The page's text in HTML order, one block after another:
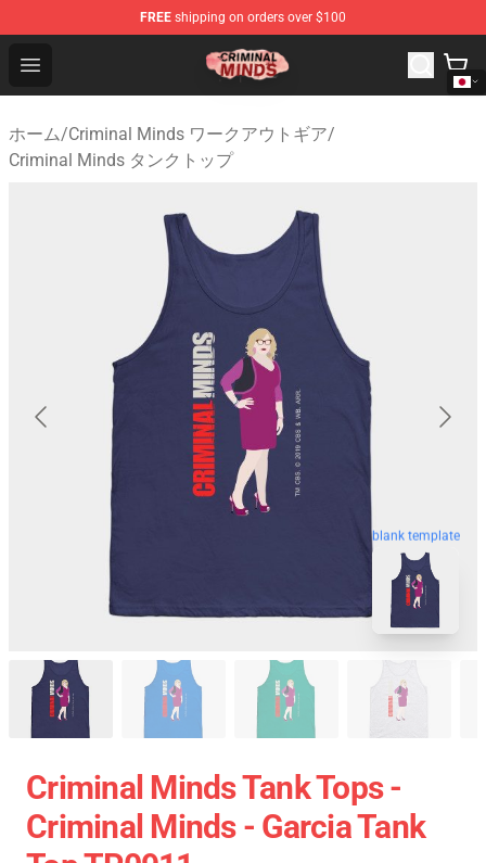
FREE shipping on orders over $100
Open menu
Criminal Minds Shop - Official Criminal Minds
ホーム/Criminal Minds ワークアウトギア/
Criminal Minds タンクトップ
blank template
Criminal Minds Tank Tops -
Criminal Minds - Garcia Tank